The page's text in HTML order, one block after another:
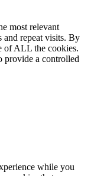
most relevant
and repeat visits. By
of ALL the cookies.
provide a controlled
while you